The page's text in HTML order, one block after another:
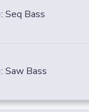
Seq Bass
Saw Bass